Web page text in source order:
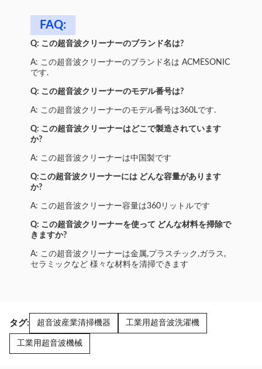
FAQ:
Q: この超音波クリーナーのブランド名は?
A: この超音波クリーナーのブランド名は ACMESONIC
です.
Q: この超音波クリーナーのモデル番号は?
A: この超音波クリーナーのモデル番号は360Lです.
Q: この超音波クリーナーはどこで製造されています
か?
A: この超音波クリーナーは中国製です
Q:この超音波クリーナーには どんな容量があります
か?
A: この超音波クリーナー容量は360リットルです
Q: この超音波クリーナーを使って どんな材料を掃除で
きますか?
A: この超音波クリーナーは金属,プラスチック,ガラス,
セラミックなど 様々な材料を清掃できます
タグ: 超音波産業清掃機器 工業用超音波洗濯機
工業用超音波機械